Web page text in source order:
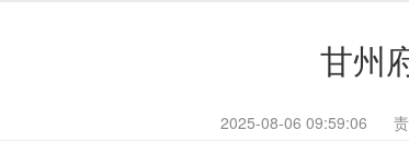
甘州
2025-08-06 09:59:06